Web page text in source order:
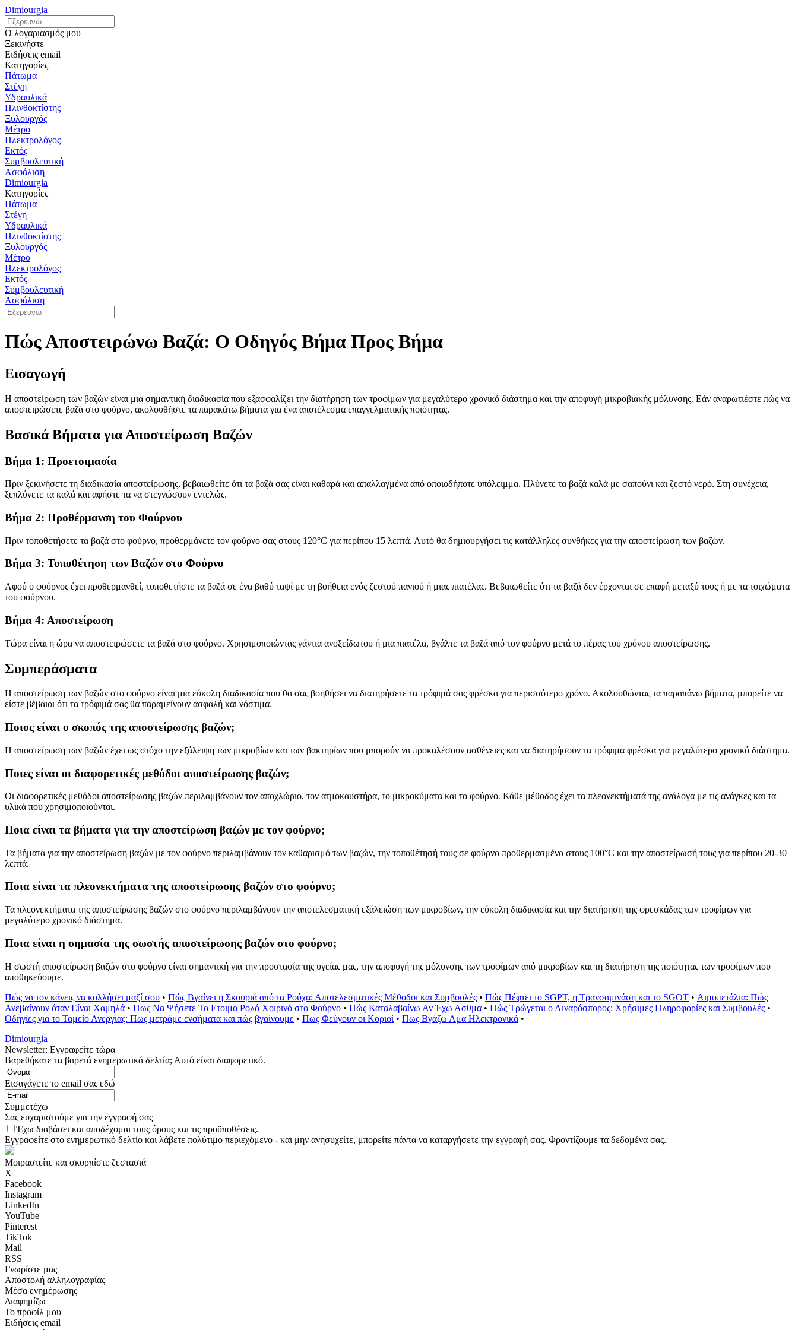
Dimiourgia
Ο λογαριασμός μου
Ξεκινήστε
Ειδήσεις email
Κατηγορίες
Πάτωμα
Στέγη
Υδραυλικά
Πλινθοκτίστης
Ξυλουργός
Μέτρο
Ηλεκτρολόγος
Εκτός
Συμβουλευτική
Ασφάλιση
Dimiourgia
Κατηγορίες
Πάτωμα
Στέγη
Υδραυλικά
Πλινθοκτίστης
Ξυλουργός
Μέτρο
Ηλεκτρολόγος
Εκτός
Συμβουλευτική
Ασφάλιση
Πώς Αποστειρώνω Βαζά: Ο Οδηγός Βήμα Προς Βήμα
Εισαγωγή
Η αποστείρωση των βαζών είναι μια σημαντική διαδικασία που εξασφαλίζει την διατήρηση των τροφίμων για μεγαλύτερο χρονικό διάστημα και την αποφυγή μικροβιακής μόλυνσης. Εάν αναρωτιέστε πώς να
αποστειρώσετε βαζά στο φούρνο, ακολουθήστε τα παρακάτω βήματα για ένα αποτέλεσμα επαγγελματικής ποιότητας.
Βασικά Βήματα για Αποστείρωση Βαζών
Βήμα 1: Προετοιμασία
Πριν ξεκινήσετε τη διαδικασία αποστείρωσης, βεβαιωθείτε ότι τα βαζά σας είναι καθαρά και απαλλαγμένα από οποιοδήποτε υπόλειμμα. Πλύνετε τα βαζά καλά με σαπούνι και ζεστό νερό. Στη συνέχεια,
ξεπλύνετε τα καλά και αφήστε τα να στεγνώσουν εντελώς.
Βήμα 2: Προθέρμανση του Φούρνου
Πριν τοποθετήσετε τα βαζά στο φούρνο, προθερμάνετε τον φούρνο σας στους 120°C για περίπου 15 λεπτά. Αυτό θα δημιουργήσει τις κατάλληλες συνθήκες για την αποστείρωση των βαζών.
Βήμα 3: Τοποθέτηση των Βαζών στο Φούρνο
Αφού ο φούρνος έχει προθερμανθεί, τοποθετήστε τα βαζά σε ένα βαθύ ταψί με τη βοήθεια ενός ζεστού πανιού ή μιας πιατέλας. Βεβαιωθείτε ότι τα βαζά δεν έρχονται σε επαφή μεταξύ τους ή με τα τοιχώματα
του φούρνου.
Βήμα 4: Αποστείρωση
Τώρα είναι η ώρα να αποστειρώσετε τα βαζά στο φούρνο. Χρησιμοποιώντας γάντια ανοξείδωτου ή μια πιατέλα, βγάλτε τα βαζά από τον φούρνο μετά το πέρας του χρόνου αποστείρωσης.
Συμπεράσματα
Η αποστείρωση των βαζών στο φούρνο είναι μια εύκολη διαδικασία που θα σας βοηθήσει να διατηρήσετε τα τρόφιμά σας φρέσκα για περισσότερο χρόνο. Ακολουθώντας τα παραπάνω βήματα, μπορείτε να
είστε βέβαιοι ότι τα τρόφιμά σας θα παραμείνουν ασφαλή και νόστιμα.
Ποιος είναι ο σκοπός της αποστείρωσης βαζών;
Η αποστείρωση των βαζών έχει ως στόχο την εξάλειψη των μικροβίων και των βακτηρίων που μπορούν να προκαλέσουν ασθένειες και να διατηρήσουν τα τρόφιμα φρέσκα για μεγαλύτερο χρονικό διάστημα.
Ποιες είναι οι διαφορετικές μεθόδοι αποστείρωσης βαζών;
Οι διαφορετικές μεθόδοι αποστείρωσης βαζών περιλαμβάνουν τον αποχλώριο, τον ατμοκαυστήρα, το μικροκύματα και το φούρνο. Κάθε μέθοδος έχει τα πλεονεκτήματά της ανάλογα με τις ανάγκες και τα
υλικά που χρησιμοποιούνται.
Ποια είναι τα βήματα για την αποστείρωση βαζών με τον φούρνο;
Τα βήματα για την αποστείρωση βαζών με τον φούρνο περιλαμβάνουν τον καθαρισμό των βαζών, την τοποθέτησή τους σε φούρνο προθερμασμένο στους 100°C και την αποστείρωσή τους για περίπου 20-30
λεπτά.
Ποια είναι τα πλεονεκτήματα της αποστείρωσης βαζών στο φούρνο;
Τα πλεονεκτήματα της αποστείρωσης βαζών στο φούρνο περιλαμβάνουν την αποτελεσματική εξάλειώση των μικροβίων, την εύκολη διαδικασία και την διατήρηση της φρεσκάδας των τροφίμων για
μεγαλύτερο χρονικό διάστημα.
Ποια είναι η σημασία της σωστής αποστείρωσης βαζών στο φούρνο;
Η σωστή αποστείρωση βαζών στο φούρνο είναι σημαντική για την προστασία της υγείας μας, την αποφυγή της μόλυνσης των τροφίμων από μικροβίων και τη διατήρηση της ποιότητας των τροφίμων που
αποθηκεύουμε.
Πώς να τον κάνεις να κολλήσει μαζί σου • Πώς Βγαίνει η Σκουριά από τα Ρούχα: Αποτελεσματικές Μέθοδοι και Συμβουλές • Πώς Πέφτει το SGPT, η Τρανσαμινάση και το SGOT • Αιμοπετάλια: Πώς
Ανεβαίνουν όταν Είναι Χαμηλά • Πως Να Ψήσετε Το Ετοιμο Ρολό Χοιρινό στο Φούρνο • Πώς Καταλαβαίνω Αν Έχω Ασθμα • Πώς Τρώγεται ο Λιναρόσπορος: Χρήσιμες Πληροφορίες και Συμβουλές •
Οδηγίες για το Ταμείο Ανεργίας: Πως μετράμε ενσήματα και πώς βγαίνουμε • Πως Φεύγουν οι Κοριοί • Πως Βγάζω Αμα Ηλεκτρονικά •
Dimiourgia
Newsletter: Εγγραφείτε τώρα
Βαρεθήκατε τα βαρετά ενημερωτικά δελτία; Αυτό είναι διαφορετικό.
Εισαγάγετε το email σας εδώ
Συμμετέχω
Σας ευχαριστούμε για την εγγραφή σας
Έχω διαβάσει και αποδέχομαι τους όρους και τις προϋποθέσεις.
Εγγραφείτε στο ενημερωτικό δελτίο και λάβετε πολύτιμο περιεχόμενο - και μην ανησυχείτε, μπορείτε πάντα να καταργήσετε την εγγραφή σας. Φροντίζουμε τα δεδομένα σας.
Μοιραστείτε και σκορπίστε ζεστασιά
X
Facebook
Instagram
LinkedIn
YouTube
Pinterest
TikTok
Mail
RSS
Γνωρίστε μας
Αποστολή αλληλογραφίας
Μέσα ενημέρωσης
Διαφημίζω
Το προφίλ μου
Ειδήσεις email